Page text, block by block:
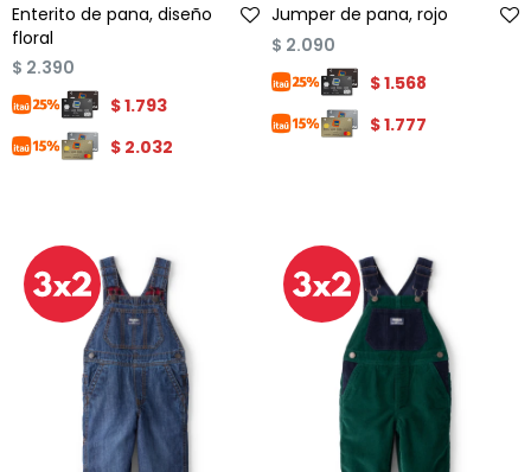
Enterito de pana, diseño
floral
$ 2.390
$1.793
$ 2.032
Jumper de pana, rojo
$ 2.090
$1.568
$1.777